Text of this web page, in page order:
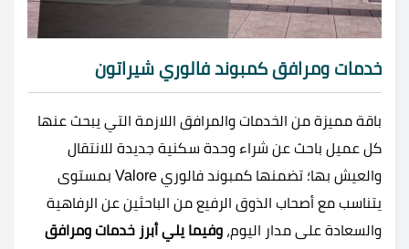
خدمات ومرافق كمبوند فالوري شيراتون
باقة مميزة من الخدمات والمرافق اللازمة التي يبحث عنها
كل عميل باحث عن شراء وحدة سكنية جديدة للانتقال
والعيش بها؛ تضمنها كمبوند فالوري Valore بمستوى
يتناسب مع أصحاب الذوق الرفيع من الباحثين عن الرفاهية
والسعادة على مدار اليوم، وفيما يلي أبرز خدمات ومرافق